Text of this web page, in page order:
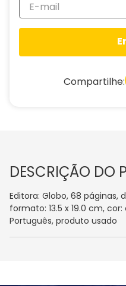
Compartilhe:
DESCRIÇÃO DO
Editora: Globo, 68 páginas,
formato: 13.5 x 19.0 cm,
Português, produto usado